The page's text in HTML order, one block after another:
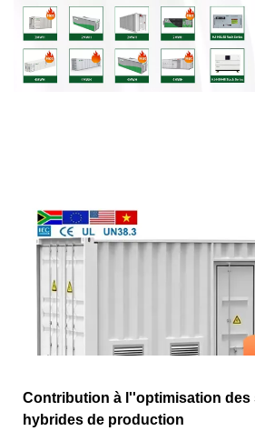
Contribution à l''optimisation des
hybrides de production